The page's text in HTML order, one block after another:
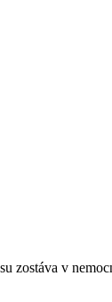
zostáva v